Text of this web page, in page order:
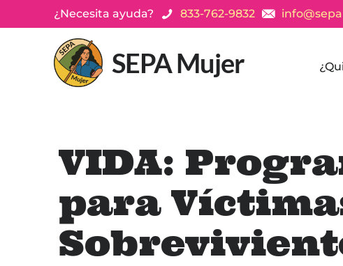
¿Necesita ayuda? 833-762-9832
SEPA Mujer
VIDA:
para